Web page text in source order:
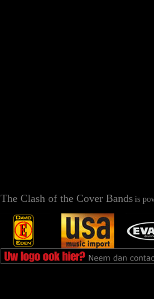
The Clash of the Cover Bands is